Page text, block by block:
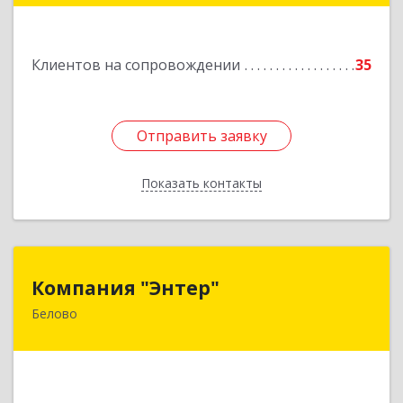
Клиентов на сопровождении 35
Отправить заявку
Показать контакты
Отправить заявку
Назад
Компания "Энтер"
Белово
652600, Кемеровская обл, Белово г, Почтовый